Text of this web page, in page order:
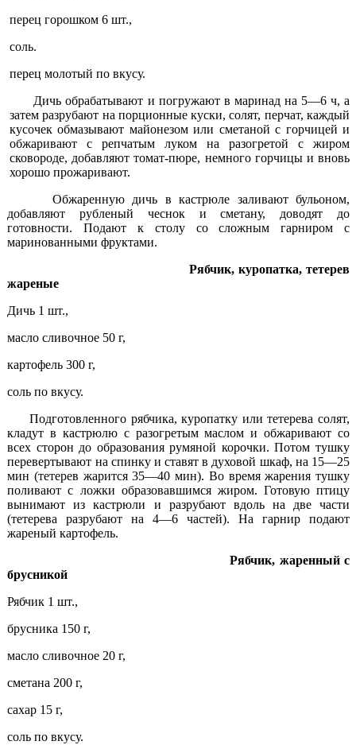
перец горошком 6 шт.,
соль.
перец молотый по вкусу.
Дичь обрабатывают и погружают в маринад на 5—6 ч, а
затем разрубают на порционные куски, солят, перчат, каждый
кусочек обмазывают майонезом или сметаной с горчицей и
обжаривают с репчатым луком на разогретой с жиром
сковороде, добавляют томат-пюре, немного горчицы и вновь
хорошо прожаривают.
Обжаренную дичь в кастрюле заливают бульоном,
добавля­ют рубленый чеснок и сметану, доводят до
готовности. Подают к столу со сложным гарниром с
маринованными фруктами.
Рябчик, куропатка, тетерев
жареные
Дичь 1 шт.,
масло сливочное 50 г,
картофель 300 г,
соль по вкусу.
Подготовленного рябчика, куропатку или тетерева солят,
кладут в кастрюлю с разогретым маслом и обжаривают со
всех сторон до образования румяной корочки. Потом тушку
перевертывают на спинку и ставят в духовой шкаф, на 15—25
мин (тетерев жарится 35—40 мин). Во время жарения тушку
поливают с ложки образовавшимся жиром. Готовую птицу
вынимают из кастрюли и разрубают вдоль на две части
(тетерева разрубают на 4—6 частей). На гарнир подают
жареный картофель.
Рябчик, жаренный с
брусникой
Рябчик 1 шт.,
брусника 150 г,
масло сливочное 20 г,
сметана 200 г,
сахар 15 г,
соль по вкусу.